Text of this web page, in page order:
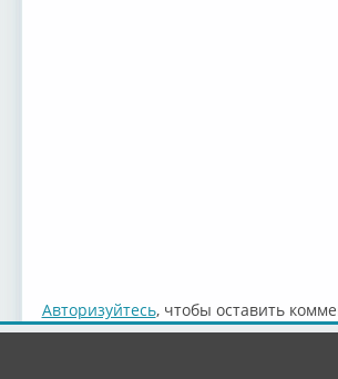
Авторизуйтесь, чтобы оставить